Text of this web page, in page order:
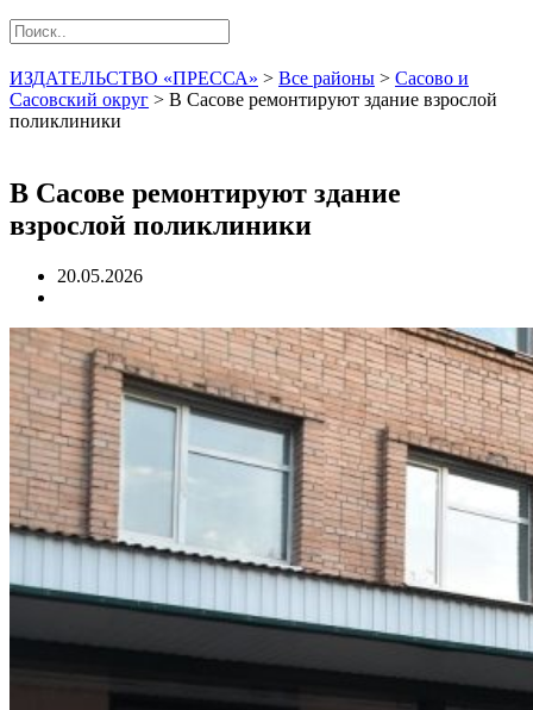
ИЗДАТЕЛЬСТВО «ПРЕССА» > Все районы > Сасово и
Сасовский округ > В Сасове ремонтируют здание взрослой
поликлиники
В Сасове ремонтируют здание
взрослой поликлиники
20.05.2026